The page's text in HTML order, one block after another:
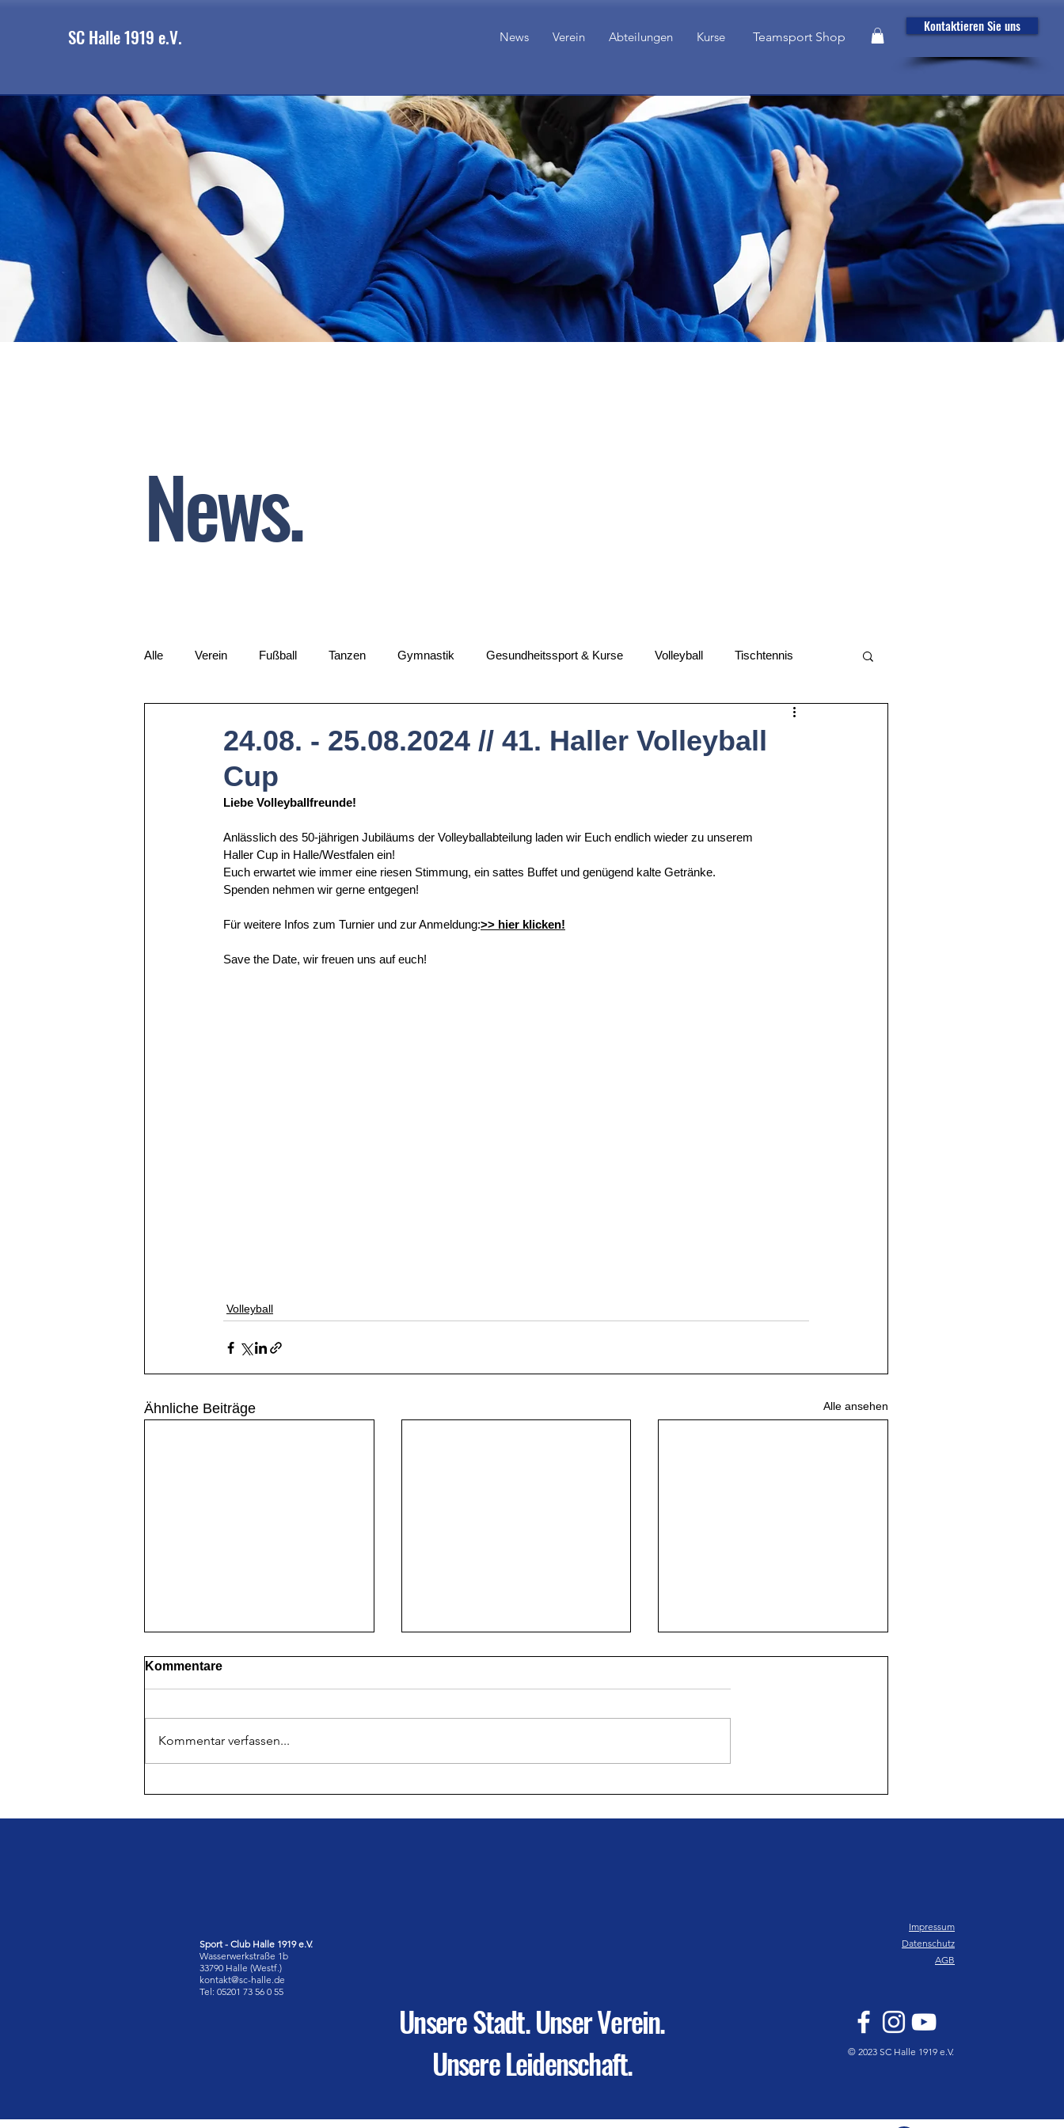
SC Halle 1919 e.V. News Verein Abteilungen Kurse Teamsport Shop
Kontaktieren Sie uns
News.
Alle Verein Fußball Tanzen Gymnastik Gesundheitssport & Kurse Volleyball Tischtennis
24.08. - 25.08.2024 // 41. Haller Volleyball
Cup
Liebe Volleyballfreunde!
Anlässlich des 50-jährigen Jubiläums der Volleyballabteilung laden wir Euch endlich wieder zu unserem
Haller Cup in Halle/Westfalen ein!
​Euch erwartet wie immer eine riesen Stimmung, ein sattes Buffet und genügend kalte Getränke.
Spenden nehmen wir gerne entgegen!
Für weitere Infos zum Turnier und zur Anmeldung:>> hier klicken!
Save the Date, wir freuen uns auf euch!
Volleyball
Ähnliche Beiträge Alle ansehen
BAAM! O B E R L I G A!
Kommentare
Kommentar verfassen...
Sport - Club Halle 1919 e.V.
Wasserwerkstraße 1b
33790 Halle (Westf.)
kontakt@sc-halle.de
Tel: 05201 73 56 0 55
Impressum
Datenschutz
AGB
© 2023 SC Halle 1919 e.V.
Unsere Stadt. Unser Verein.
Unsere Leidenschaft.